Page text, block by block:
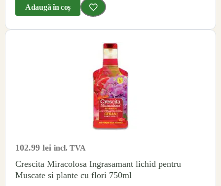
Adaugă în coș
102.99 lei incl. TVA
Crescita Miracolosa Ingrasamant lichid pentru
Muscate si plante cu flori 750ml